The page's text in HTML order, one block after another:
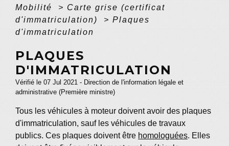
Mobilité
> Carte grise (certificat
d'immatriculation)
> Plaques
d'immatriculation
PLAQUES
D'IMMATRICULATION
Vérifié le 07 Jul 2021 - Direction de l'information légale et
administrative (Première ministre)
Tous les véhicules à moteur doivent avoir des plaques
d'immatriculation, sauf les véhicules de travaux
publics. Ces plaques doivent être homologuées. Elles